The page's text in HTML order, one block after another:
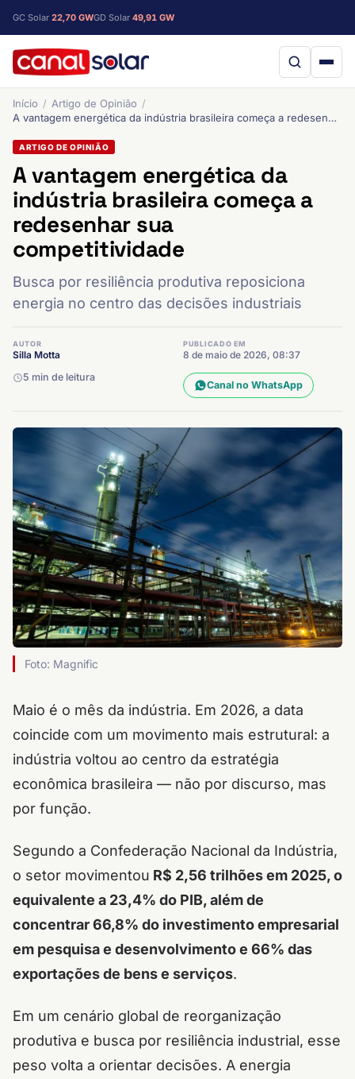
GC Solar 22,70 GWGD Solar 49,91 GW
Início
Artigo de Opinião
A vantagem energética da indústria brasileira começa a redesenhar sua competitividade
ARTIGO DE OPINIÃO
A vantagem energética da
indústria brasileira começa a
redesenhar sua
competitividade
Busca por resiliência produtiva reposiciona
energia no centro das decisões industriais
AUTOR
Silla Motta
PUBLICADO EM
8 de maio de 2026, 08:37
5 min de leitura
Canal no WhatsApp
Foto: Magnific
Maio é o mês da indústria. Em 2026, a data
coincide com um movimento mais estrutural: a
indústria voltou ao centro da estratégia
econômica brasileira — não por discurso, mas
por função.
Segundo a Confederação Nacional da Indústria,
o setor movimentou R$ 2,56 trilhões em 2025, o
equivalente a 23,4% do PIB, além de
concentrar 66,8% do investimento empresarial
em pesquisa e desenvolvimento e 66% das
exportações de bens e serviços.
Em um cenário global de reorganização
produtiva e busca por resiliência industrial, esse
peso volta a orientar decisões. A energia